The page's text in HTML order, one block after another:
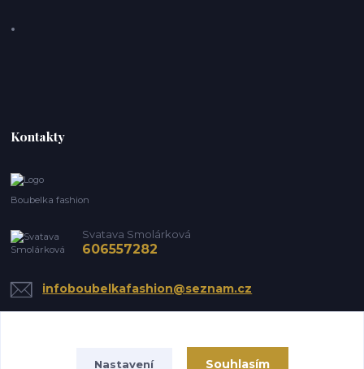
Kontakty
Boubelka fashion
Svatava Smolárková
606557282
infoboubelkafashion@seznam.cz
Nastavení Souhlasím